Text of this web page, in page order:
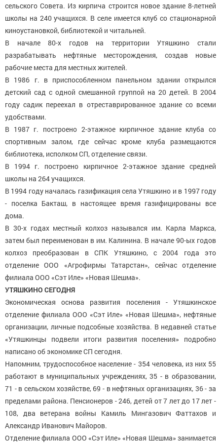
сельского Совета. Из кирпича строится новое здание 8-летней
школы на 240 учащихся. В селе имеется клуб со стационарной
киноустановкой, библиотекой и читальней.
В начале 80-х годов на территории Утяшкино стали
разрабатывать нефтяные месторождения, создав новые
рабочие места для местных жителей.
В 1986 г. в приспособленном панельном здании открылся
детский сад с одной смешанной группой на 20 детей. В 2004
году садик переехал в отреставрированное здание со всеми
удобствами.
В 1987 г. построено 2-этажное кирпичное здание клуба со
спортивным залом, где сейчас кроме клуба размещаются
библиотека, исполком СП, отделение связи.
В 1994 г. построено кирпичное 2-этажное здание средней
школы на 264 учащихся.
В 1994 году началась газификация села Утяшкино и в 1997 году
- поселка Бакташ, в настоящее время газифицированы все
дома.
В 30-х годах местный колхоз назывался им. Карла Маркса,
затем был переименован в им. Калинина. В начале 90-ых годов
колхоз преобразован в СПК Утяшкино, с 2004 года это
отделение ООО «Агрофирмы Татарстан», сейчас отделение
филиала ООО «Сэт Иле» «Новая Шешма».
УТЯШКИНО СЕГОДНЯ
Экономическая основа развития поселения - Утяшкинское
отделение филиала ООО «Сэт Иле» «Новая Шешма», нефтяные
организации, личные подсобные хозяйства. В недавней статье
«Утяшкинцы подвели итоги развития поселения» подробно
написано об экономике СП сегодня.
Напомним, трудоспособное население - 354 человека, из них 55
работают в муниципальных учреждениях, 35 - в образовании,
71 - в сельском хозяйстве, 69 - в нефтяных организациях, 36 - за
пределами района. Пенсионеров - 246, детей от 7 лет до 17 лет -
108, два ветерана войны Камиль Мингазович Фаттахов и
Александр Иванович Майоров.
Отделение филиала ООО «Сэт Иле» «Новая Шешма» занимается